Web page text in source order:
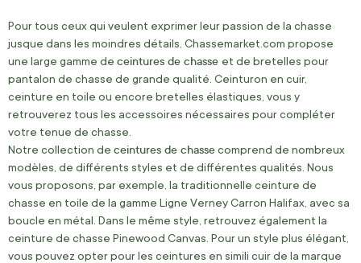
Pour tous ceux qui veulent exprimer leur passion de la chasse
jusque dans les moindres détails, Chassemarket.com propose
une large gamme de ceintures de chasse et de bretelles pour
pantalon de chasse de grande qualité. Ceinturon en cuir,
ceinture en toile ou encore bretelles élastiques, vous y
retrouverez tous les accessoires nécessaires pour compléter
votre tenue de chasse.
Notre collection de ceintures de chassecomprend de nombreux
modèles, de différents styles et de différentes qualités. Nous
vous proposons, par exemple, la traditionnelle ceinture de
chasse en toile de la gamme Ligne Verney Carron Halifax, avec sa
boucle en métal. Dans le même style, retrouvez également la
ceinture de chasse Pinewood Canvas. Pour un style plus élégant,
vous pouvez opter pour les ceintures en simili cuir de la marque